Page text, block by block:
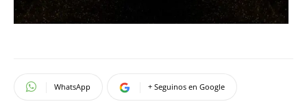
WhatsApp + Seguinos en Google